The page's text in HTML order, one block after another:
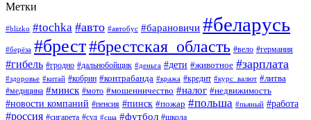
Метки
#blizko #tochka #авто #автобус #барановичи #беларусь
#берёза #брест#брестская_область #вело #германия
#гибель #гродно #дальнобойщик #деньга #дети #животное #зарплата
#здоровье #китай #кобрин #контрабанда #кража #кредит #курс_валют #литва
#медицина #минск #мото #мошенничество #налог #недвижимость
#новости компаний #пенсия #пинск #пожар #польша #пьяный #работа
#россия #сигарета #суд #сша #футбол #школа